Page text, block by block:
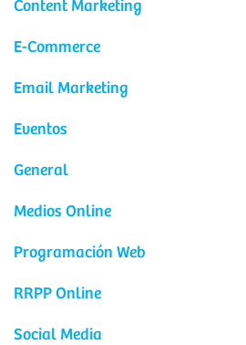
Content Marketing
E-Commerce
Email Marketing
Eventos
General
Medios Online
Programación Web
RRPP Online
Social Media